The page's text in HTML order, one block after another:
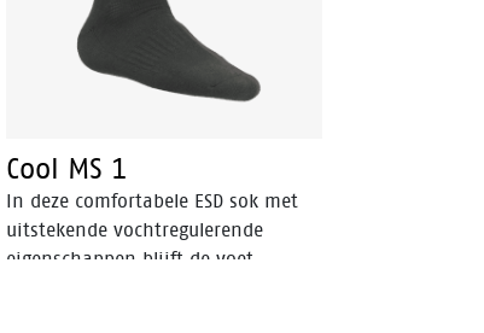
Cool MS 1
In deze comfortabele ESD sok met
uitstekende vochtregulerende
eigenschappen blijft de voet